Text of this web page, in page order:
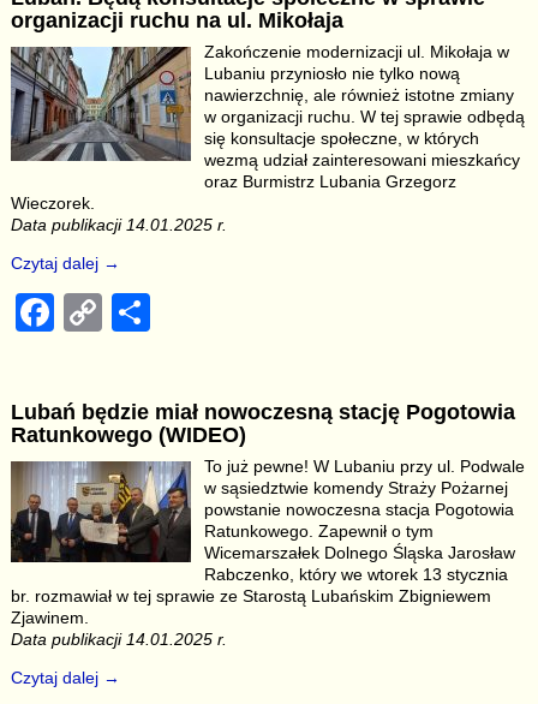
e
b
o
o
k
y
Li
n
k
e
organizacji ruchu na ul. Mikołaja
Zakończenie modernizacji ul. Mikołaja w
Lubaniu przyniosło nie tylko nową
nawierzchnię, ale również istotne zmiany
w organizacji ruchu. W tej sprawie odbędą
się konsultacje społeczne, w których
wezmą udział zainteresowani mieszkańcy
oraz Burmistrz Lubania Grzegorz
Wieczorek.
Data publikacji 14.01.2025 r.
Czytaj dalej →
F
e
b
o
o
C
y
Li
n
k
e
Lubań będzie miał nowoczesną stację Pogotowia
Ratunkowego (WIDEO)
To już pewne! W Lubaniu przy ul. Podwale
w sąsiedztwie komendy Straży Pożarnej
powstanie nowoczesna stacja Pogotowia
Ratunkowego. Zapewnił o tym
Wicemarszałek Dolnego Śląska Jarosław
Rabczenko, który we wtorek 13 stycznia
br. rozmawiał w tej sprawie ze Starostą Lubańskim Zbigniewem
Zjawinem.
Data publikacji 14.01.2025 r.
Czytaj dalej →